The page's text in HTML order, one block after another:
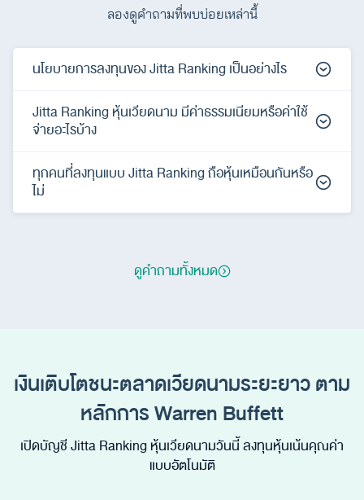
ลองดูคำถามที่พบบ่อยเหล่านี้
นโยบายการลงทุนของ Jitta Ranking เป็นอย่างไร
Jitta Ranking หุ้นเวียดนาม มีค่าธรรมเนียมหรือค่าใช้
จ่ายอะไรบ้าง
ทุกคนที่ลงทุนแบบ Jitta Ranking ถือหุ้นเหมือนกันหรือ
ไม่
ดูคำถามทั้งหมด
เงินเติบโตชนะตลาดเวียดนามระยะยาว ตาม
หลักการ Warren Buffett
เปิดบัญชี Jitta Ranking หุ้นเวียดนามวันนี้ ลงทุนหุ้นเน้นคุณค่า
แบบอัตโนมัติ